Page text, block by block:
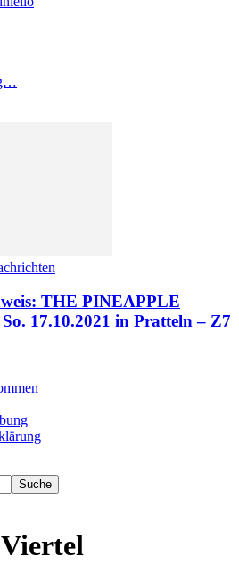
THE PINEAPPLE
17.10.2021 in Pratteln – Z7